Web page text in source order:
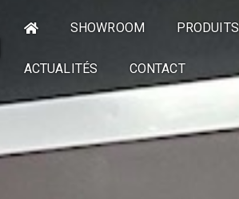
SHOWROOM PRODUITS
ACTUALITÉS CONTACT